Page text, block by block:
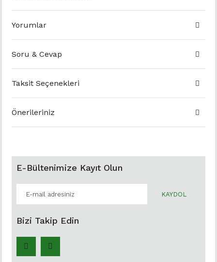
Yorumlar
Soru & Cevap
Taksit Seçenekleri
Önerileriniz
E-Bültenimize Kayıt Olun
KAYDOL
Bizi Takip Edin